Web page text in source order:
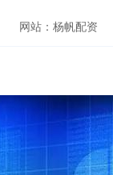
网站：杨帆配资